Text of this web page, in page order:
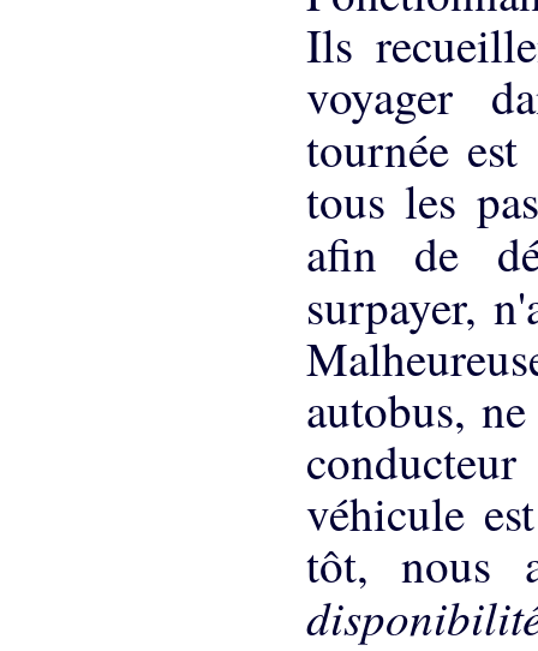
Ils
voyager
tournée est
tous les
afin de
surpayer,
autobus,
véhicule
tôt, nous